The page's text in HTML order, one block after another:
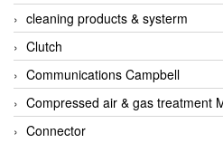
Akerstroms Viet Nam
AKO Armaturen &
AKO Armaturen &
AKUSENSE
ALA OFFICINE SPA
cleaning products & systerm
Clutch
Communications Campbell
Compressed air & gas treatment
Connector